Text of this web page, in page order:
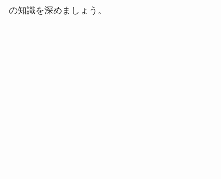
の知識を深めましょう。